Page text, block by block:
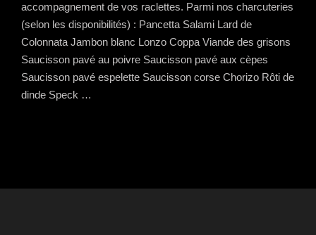
accompagnement de vos raclettes. Parmi nos charcuteries
(selon les disponibilités) : Pancetta Salami Lard de
Colonnata Jambon blanc Lonzo Coppa Viande des grisons
Saucisson pavé au poivre Saucisson pavé aux cèpes
Saucisson pavé espelette Saucisson corse Chorizo Rôti de
dinde Speck …